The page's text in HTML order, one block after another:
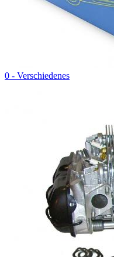
0 - Verschiedenes